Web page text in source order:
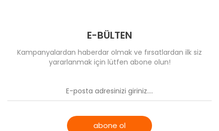
E-BÜLTEN
Kampanyalardan haberdar olmak ve fırsatlardan ilk siz
yararlanmak için lütfen abone olun!
abone ol